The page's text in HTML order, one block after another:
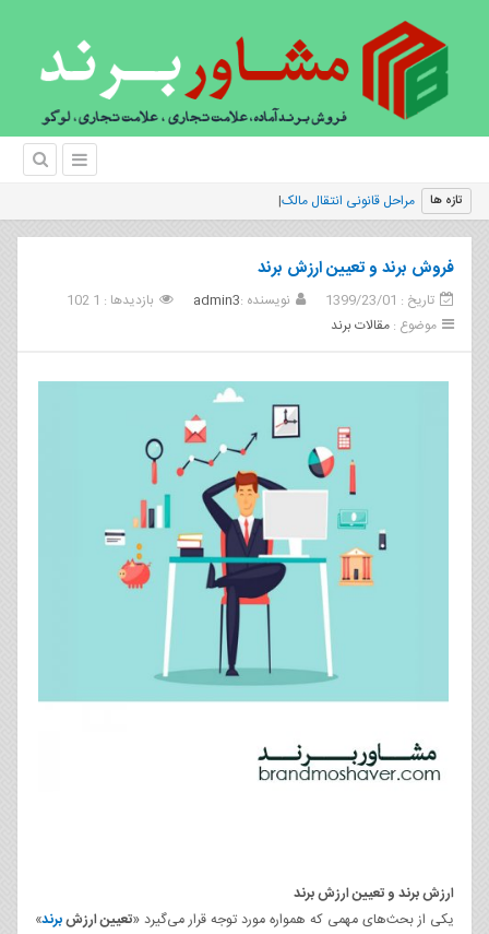
تازه ها مراحل قانونی انتقال مالکیت برند ثبت‌شده
فروش برند و تعیین ارزش برند
تاریخ : 1399/23/01 نویسنده :admin3
بازدیدها : 1 102
موضوع : مقالات برند
ارزش برند و تعیین ارزش برند
یکی از بحث‌های مهمی که همواره مورد توجه قرار می‌گیرد «تعیین ارزشبرند»